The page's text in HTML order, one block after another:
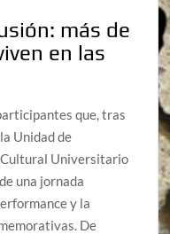
más de
en las
que, tras
Unidad de
Universitario
una jornada
y la
De